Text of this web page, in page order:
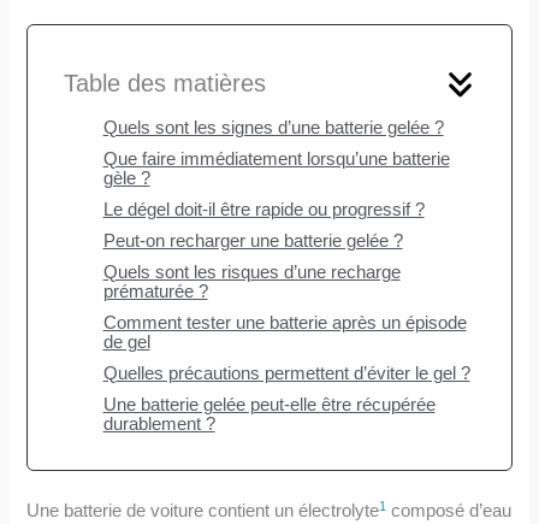
Table des matières
Quels sont les signes d’une batterie gelée ?
Que faire immédiatement lorsqu’une batterie
gèle ?
Le dégel doit-il être rapide ou progressif ?
Peut-on recharger une batterie gelée ?
Quels sont les risques d’une recharge
prématurée ?
Comment tester une batterie après un épisode
de gel
Quelles précautions permettent d’éviter le gel ?
Une batterie gelée peut-elle être récupérée
durablement ?
Une batterie de voiture contient un électrolyte1 composé d’eau